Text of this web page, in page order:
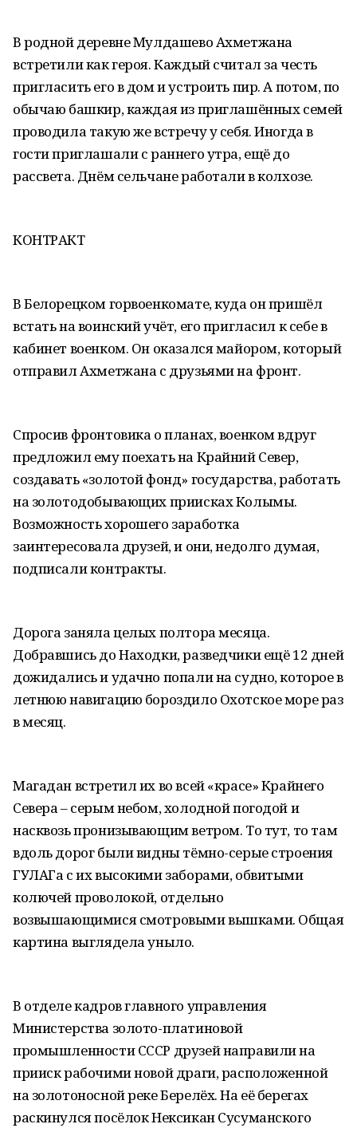
В родной деревне Мулдашево Ахметжана
встретили как героя. Каждый считал за честь
пригласить его в дом и устроить пир. А потом, по
обычаю башкир, каждая из приглашённых семей
проводила такую же встречу у себя. Иногда в
гости приглашали с раннего утра, ещё до
рассвета. Днём сельчане работали в колхозе.
КОНТРАКТ
В Белорецком горвоенкомате, куда он пришёл
встать на воинский учёт, его пригласил к себе в
кабинет военком. Он оказался майором, который
отправил Ахметжана с друзьями на фронт.
Спросив фронтовика о планах, военком вдруг
предложил ему поехать на Крайний Север,
создавать «золотой фонд» государства, работать
на золотодобывающих приисках Колымы.
Возможность хорошего заработка
заинтересовала друзей, и они, недолго думая,
подписали контракты.
Дорога заняла целых полтора месяца.
Добравшись до Находки, разведчики ещё 12 дней
дожидались и удачно попали на судно, которое в
летнюю навигацию бороздило Охотское море раз
в месяц.
Магадан встретил их во всей «красе» Крайнего
Севера – серым небом, холодной погодой и
насквозь пронизывающим ветром. То тут, то там
вдоль дорог были видны тёмно-серые строения
ГУЛАГа с их высокими заборами, обвитыми
колючей проволокой, отдельно
возвышающимися смотровыми вышками. Общая
картина выглядела уныло.
В отделе кадров главного управления
Министерства золото-платиновой
промышленности СССР друзей направили на
прииск рабочими новой драги, расположенной
на золотоносной реке Берелёх. На её берегах
раскинулся посёлок Нексикан Сусуманского